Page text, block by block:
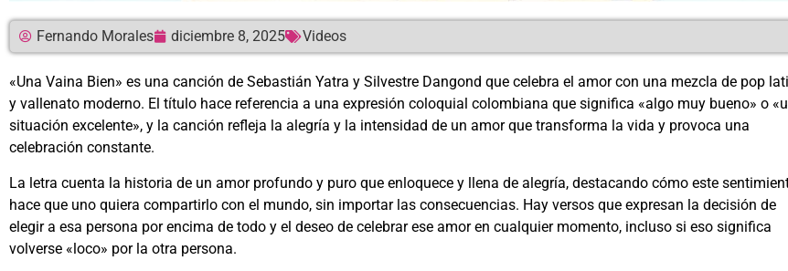
Fernando Morales diciembre 8, 2025 Videos
«Una Vaina Bien» es una canción de Sebastián Yatra y Silvestre Dangond que celebra el amor con una mezcla de pop
y vallenato moderno. El título hace referencia a una expresión coloquial colombiana que significa «algo muy bueno» o
situación excelente», y la canción refleja la alegría y la intensidad de un amor que transforma la vida y provoca una
celebración constante.
La letra cuenta la historia de un amor profundo y puro que enloquece y llena de alegría, destacando cómo este
hace que uno quiera compartirlo con el mundo, sin importar las consecuencias. Hay versos que expresan la decisión de
elegir a esa persona por encima de todo y el deseo de celebrar ese amor en cualquier momento, incluso si eso significa
volverse «loco» por la otra persona.